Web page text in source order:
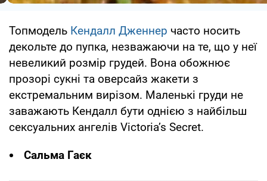
Топмодель Кендалл Дженнер часто носить
декольте до пупка, незважаючи на те, що у неї
невеликий розмір грудей. Вона обожнює
прозорі сукні та оверсайз жакети з
екстремальним вирізом. Маленькі груди не
заважають Кендалл бути однією з найбільш
сексуальних ангелів Victoria’s Secret.
Сальма Гаєк